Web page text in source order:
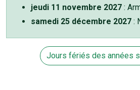
jeudi 11 novembre 2027 :
samedi 25 décembre 2027 :
Jours fériés des années